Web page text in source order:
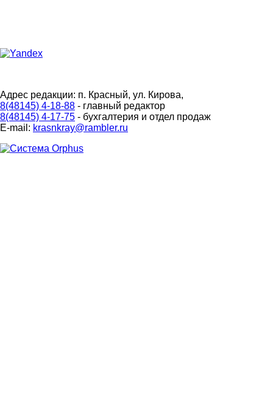
Адрес редакции: п. Красный, ул. Кирова,
8(48145) 4-18-88 - главный редактор
8(48145) 4-17-75 - бухгалтерия и отдел продаж
E-mail: krasnkray@rambler.ru